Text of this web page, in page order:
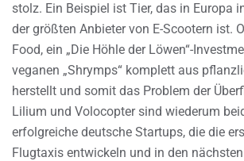
stolz. Ein Beispiel ist Tier, das in Europa
der größten Anbieter von E-Scootern ist.
Food, ein „Die Höhle der Löwen“-
veganen „Shrymps“ komplett aus
herstellt und somit das Problem der
Lilium und Volocopter sind wiederum
erfolgreiche deutsche Startups, die die
Flugtaxis entwickeln und in den